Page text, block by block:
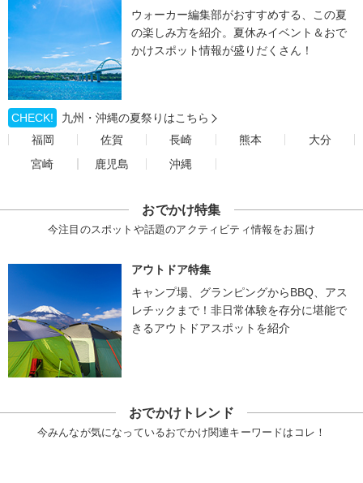
ウォーカー編集部がおすすめする、この夏
の楽しみ方を紹介。夏休みイベント＆おで
かけスポット情報が盛りだくさん！
CHECK!
九州・沖縄の夏祭りはこちら
福岡
佐賀 長崎 熊本
大分
宮崎
鹿児島 沖縄
おでかけ特集
今注目のスポットや話題のアクティビティ情報をお届け
アウトドア特集
キャンプ場、グランピングからBBQ、アス
レチックまで！非日常体験を存分に堪能で
きるアウトドアスポットを紹介
おでかけトレンド
今みんなが気になっているおでかけ関連キーワードはコレ！